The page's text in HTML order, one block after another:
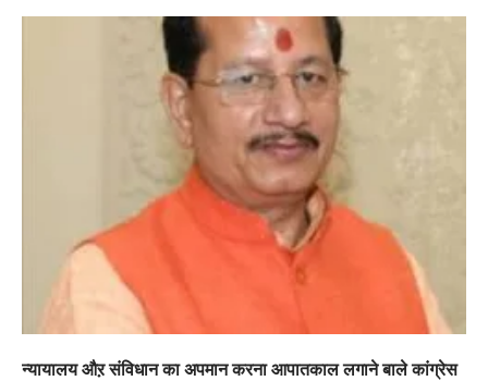
न्यायालय औऱ संविधान का अपमान करना आपातकाल लगाने बाले कांग्रेस